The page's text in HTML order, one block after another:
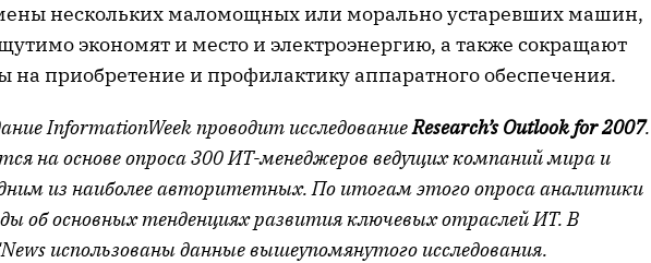
нескольких маломощных или морально устаревших машин,
экономят и место и электроэнергию, а также сокращают
на приобретение и профилактику аппаратного обеспечения.
InformationWeek проводит исследованиеResearch’s Outlook for 2007.
на основе опроса 300 ИТ-менеджеров ведущих компаний мира и
из наиболее авторитетных. По итогам этого опроса аналитики
об основных тенденциях развития ключевых отраслей ИТ. В
использованы данные вышеупомянутого исследования.